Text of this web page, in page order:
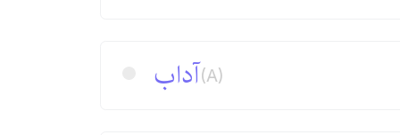
آداب(A)